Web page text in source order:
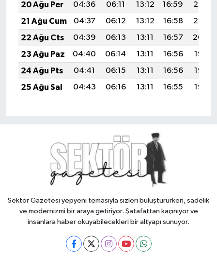
20 Ağu Per
04:36 06:11 13:12 16:59
20:03
21 Ağu Cum
04:37 06:12 13:12 16:58
20:02
22 Ağu Cts
04:39 06:13 13:11 16:57
20:00
23 Ağu Paz
04:40 06:14 13:11 16:56
19:58
24 Ağu Pts
04:41 06:15 13:11 16:56
19:57
25 Ağu Sal
04:43 06:16 13:11 16:55 19:55
Sektör Gazetesi yepyeni temasıyla sizleri buluştururken, sadelik
ve modernizmi bir araya getiriyor. Şatafattan kaçınıyor ve
insanlara haber okuyabilecekleri bir altyapı sunuyor.